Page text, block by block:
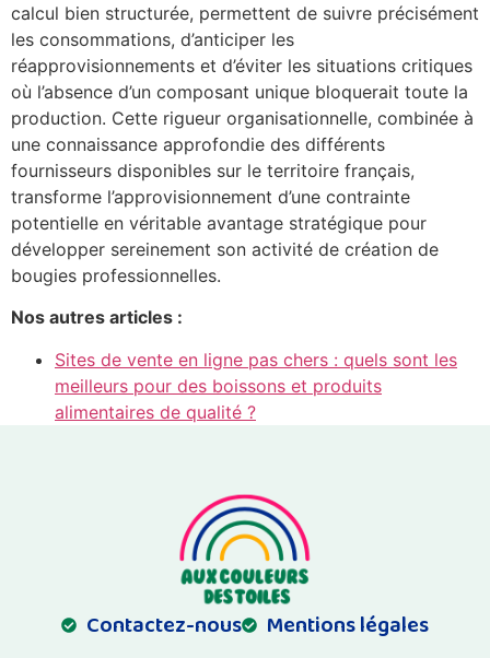
calcul bien structurée, permettent de suivre précisément
les consommations, d’anticiper les
réapprovisionnements et d’éviter les situations critiques
où l’absence d’un composant unique bloquerait toute la
production. Cette rigueur organisationnelle, combinée à
une connaissance approfondie des différents
fournisseurs disponibles sur le territoire français,
transforme l’approvisionnement d’une contrainte
potentielle en véritable avantage stratégique pour
développer sereinement son activité de création de
bougies professionnelles.
Nos autres articles :
Sites de vente en ligne pas chers : quels sont les
meilleurs pour des boissons et produits
alimentaires de qualité ?
Contactez-nous Mentions légales